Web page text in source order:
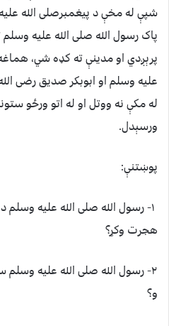
شپې له مخې د پيغمبرصلی الله
پاک رسول الله صلی الله عليه
پرېږدي او مدينې ته کډه شي،
عليه وسلم او ابوبکر صديق رضی
له مکې نه ووتل او له اتو ورځو
ورسېدل.
پوښتنې:
۱- رسول الله صلی الله عليه
هجرت وکړ؟
۲- رسول الله صلی الله عليه
و؟